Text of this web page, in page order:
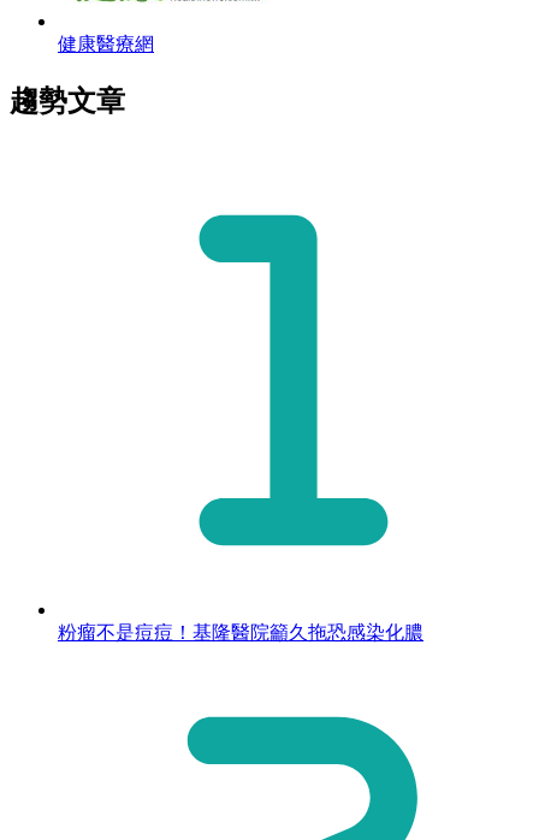
健康醫療網
趨勢文章
粉瘤不是痘痘！基隆醫院籲久拖恐感染化膿